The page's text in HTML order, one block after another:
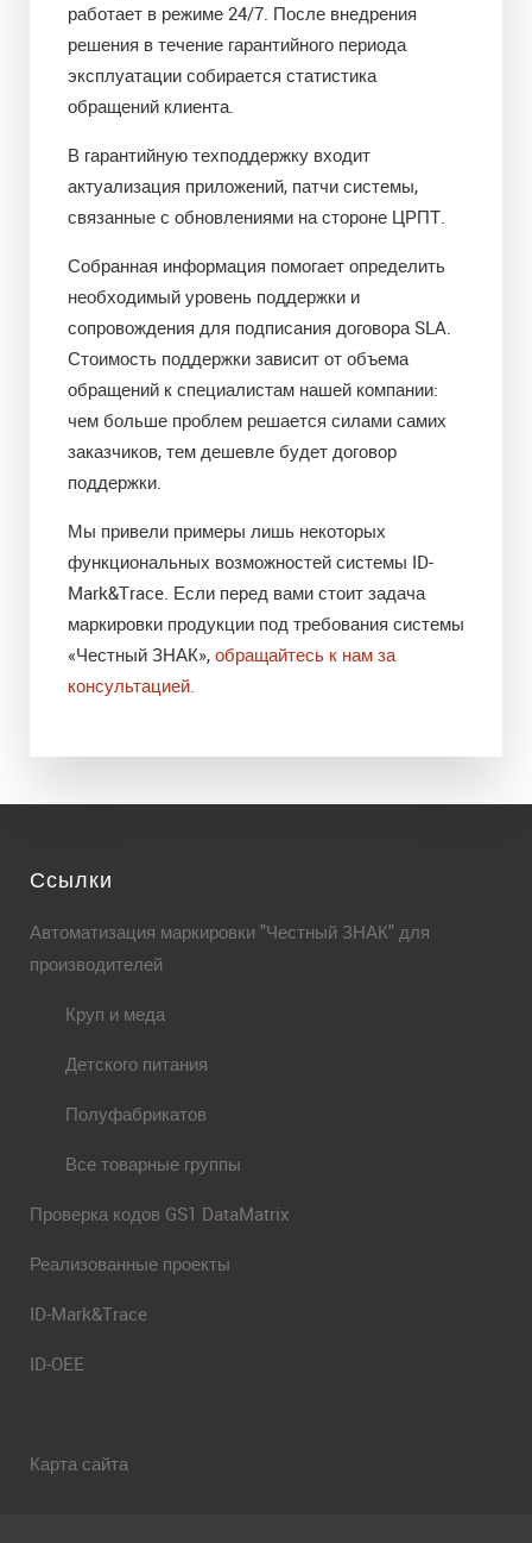
работает в режиме 24/7. После внедрения
решения в течение гарантийного периода
эксплуатации собирается статистика
обращений клиента.
В гарантийную техподдержку входит
актуализация приложений, патчи системы,
связанные с обновлениями на стороне ЦРПТ.
Собранная информация помогает определить
необходимый уровень поддержки и
сопровождения для подписания договора SLA.
Стоимость поддержки зависит от объема
обращений к специалистам нашей компании:
чем больше проблем решается силами самих
заказчиков, тем дешевле будет договор
поддержки.
Мы привели примеры лишь некоторых
функциональных возможностей системы ID-
Mark&Trace. Если перед вами стоит задача
маркировки продукции под требования системы
«Честный ЗНАК», обращайтесь к нам за
консультацией.
Ссылки
Автоматизация маркировки "Честный ЗНАК" для
производителей
Круп и меда
Детского питания
Полуфабрикатов
Все товарные группы
Проверка кодов GS1 DataMatrix
Реализованные проекты
ID-Mark&Trace
ID-OEE
Карта сайта